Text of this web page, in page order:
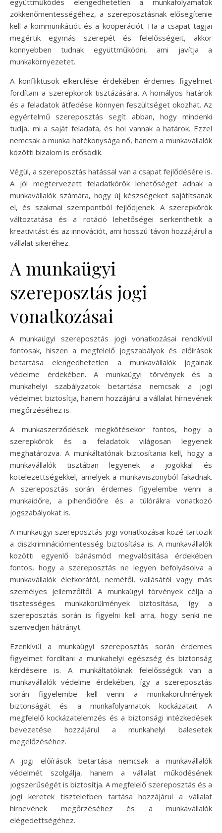
együttműködés elengedhetetlen a munkafolyamatok
zökkenőmentességéhez, a szereposztásnak elősegítenie
kell a kommunikációt és a kooperációt. Ha a csapat tagjai
megértik egymás szerepét és felelősségeit, akkor
könnyebben tudnak együttműködni, ami javítja a
munkakörnyezetet.
A konfliktusok elkerülése érdekében érdemes figyelmet
fordítani a szerepkörök tisztázására. A homályos határok
és a feladatok átfedése könnyen feszültséget okozhat. Az
egyértelmű szereposztás segít abban, hogy mindenki
tudja, mi a saját feladata, és hol vannak a határok. Ezzel
nemcsak a munka hatékonysága nő, hanem a munkavállalók
közötti bizalom is erősödik.
Végül, a szereposztás hatással van a csapat fejlődésére is.
A jól megtervezett feladatkörök lehetőséget adnak a
munkavállalók számára, hogy új készségeket sajátítsanak
el, és szakmai szempontból fejlődjenek. A szerepkörök
változtatása és a rotáció lehetőségei serkenthetik a
kreativitást és az innovációt, ami hosszú távon hozzájárul a
vállalat sikeréhez.
A munkaügyi
szereposztás jogi
vonatkozásai
A munkaügyi szereposztás jogi vonatkozásai rendkívül
fontosak, hiszen a megfelelő jogszabályok és előírások
betartása elengedhetetlen a munkavállalók jogainak
védelme érdekében. A munkaügyi törvények és a
munkahelyi szabályzatok betartása nemcsak a jogi
védelmet biztosítja, hanem hozzájárul a vállalat hírnevének
megőrzéséhez is.
A munkaszerződések megkötésekor fontos, hogy a
szerepkörök és a feladatok világosan legyenek
meghatározva. A munkáltatónak biztosítania kell, hogy a
munkavállalók tisztában legyenek a jogokkal és
kötelezettségekkel, amelyek a munkaviszonyból fakadnak.
A szereposztás során érdemes figyelembe venni a
munkaidőre, a pihenőidőre és a túlórákra vonatkozó
jogszabályokat is.
A munkaügyi szereposztás jogi vonatkozásai közé tartozik
a diszkriminációmentesség biztosítása is. A munkavállalók
közötti egyenlő bánásmód megvalósítása érdekében
fontos, hogy a szereposztás ne legyen befolyásolva a
munkavállalók életkorától, nemétől, vallásától vagy más
személyes jellemzőitől. A munkaügyi törvények célja a
tisztességes munkakörülmények biztosítása, így a
szereposztás során is figyelni kell arra, hogy senki ne
szenvedjen hátrányt.
Ezenkívül a munkaügyi szereposztás során érdemes
figyelmet fordítani a munkahelyi egészség és biztonság
kérdéseire is. A munkáltatóknak felelősségük van a
munkavállalók védelme érdekében, így a szereposztás
során figyelembe kell venni a munkakörülmények
biztonságát és a munkafolyamatok kockázatait. A
megfelelő kockázatelemzés és a biztonsági intézkedések
bevezetése hozzájárul a munkahelyi balesetek
megelőzéséhez.
A jogi előírások betartása nemcsak a munkavállalók
védelmét szolgálja, hanem a vállalat működésének
jogszerűségét is biztosítja. A megfelelő szereposztás és a
jogi keretek tiszteletben tartása hozzájárul a vállalat
hírnevének megőrzéséhez és a munkavállalók
elégedettségéhez.